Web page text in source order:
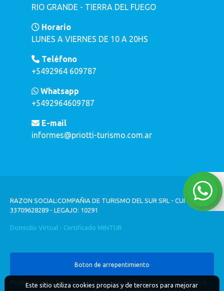
RIO GRANDE - TIERRA DEL FUEGO
Horario
LUNES A VIERNES DE 10 A 20HS
Teléfono
+5492964 609787
Whatsapp
+5492964609787
E-mail
informes@priotti-turismo.com.ar
RAZON SOCIAL:COMPAÑIA DE TURISMO DEL SUR SRL - CUIT:
33709628289 - LEGAJO: 10291
Domicilio Virtual - Certificado MINTUR
Boton de arrepentimiento
Podés cancelar tus compras realizadas de forma online o telefonica
Este sitio utiliza cookies propias y de terceros para mejorar